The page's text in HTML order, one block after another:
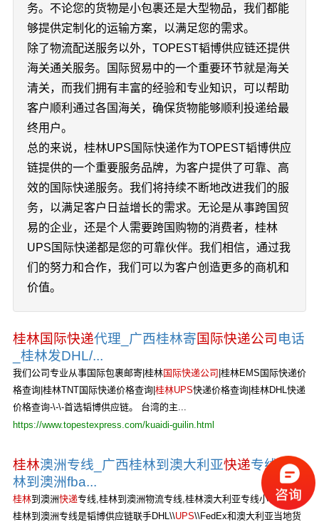
务。不论您的货物是小包裹还是大型物品，我们都能
够提供定制化的运输方案，以满足您的需求。
除了物流配送服务以外，TOPEST韬博供应链还提供
海关通关服务。国际贸易中的一个重要环节就是海关
清关，而我们拥有丰富的经验和专业知识，可以帮助
客户顺利通过各国海关，确保货物能够顺利投递给最
终用户。
总的来说，桂林UPS国际快递作为TOPEST韬博供应
链提供的一个重要服务品牌，为客户提供了可靠、高
效的国际快递服务。我们将持续不断地改进我们的服
务，以满足客户日益增长的需求。无论是从事跨国贸
易的企业，还是个人需要跨国购物的消费者，桂林
UPS国际快递都是您的可靠伙伴。我们相信，通过我
们的努力和合作，我们可以为客户创造更多的商机和
价值。
桂林国际快递代理_广西桂林寄国际快递公司 电话
_桂林发DHL/...
我们公司专业从事国际包裹邮寄|桂林国际快递公司 |桂林EMS国际快递价
格查询|桂林TNT国际快递价格查询| 桂林UPS快递价格查询|桂林DHL快递
价格查询-\-\-首选韬博供应链。 台湾的主...
https://www.topestexpress.com/kuaidi-guilin.html
桂林澳洲专线_广西桂林到澳大利亚快递专线_桂
林到澳洲fba...
桂林到澳洲快递专线,桂林到澳洲物流专线,桂林澳大利亚专线小包。广西
桂林到澳洲专线是韬博供应链联手DHL\\UPS\\FedEx和澳大利亚当地货